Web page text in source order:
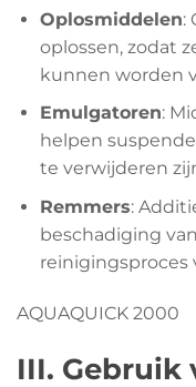
Oplosmiddelen:
oplossen, zodat
kunnen worden
Emulgatoren:
helpen
te verwijderen
Remmers:
beschadiging
reinigingsproces
AQUAQUICK 2000
III. Gebruik